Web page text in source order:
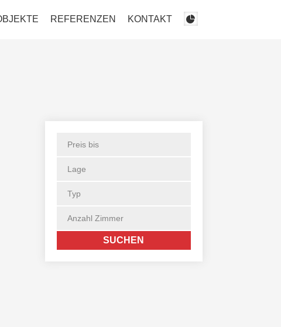
REFERENZEN KONTAKT
Sidebar